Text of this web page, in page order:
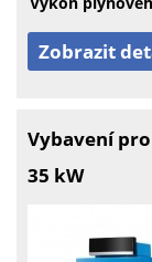
Zobrazit
Vybavení
35 kW